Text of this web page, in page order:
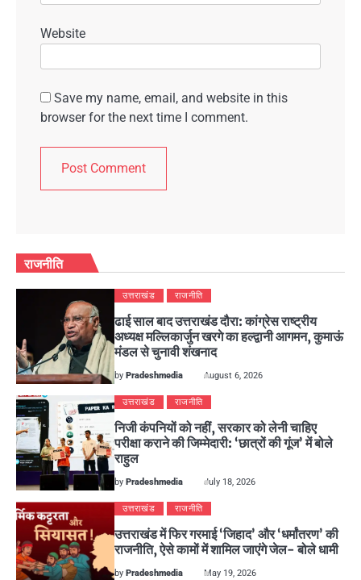
Website
Save my name, email, and website in this
browser for the next time I comment.
राजनीति
उत्तराखंड राजनीति
ढाई साल बाद उत्तराखंड दौरा: कांग्रेस राष्ट्रीय
अध्यक्ष मल्लिकार्जुन खरगे का हल्द्वानी आगमन, कुमाऊं
मंडल से चुनावी शंखनाद
by Pradeshmedia August 6, 2026
उत्तराखंड राजनीति
निजी कंपनियों को नहीं, सरकार को लेनी चाहिए
परीक्षा कराने की जिम्मेदारी: ‘छात्रों की गूंज’ में बोले
राहुल
by Pradeshmedia July 18, 2026
उत्तराखंड राजनीति
उत्तराखंड में फिर गरमाई ‘जिहाद’ और ‘धर्मांतरण’ की
राजनीति, ऐसे कामों में शामिल जाएंगे जेल- बोले धामी
by Pradeshmedia May 19, 2026